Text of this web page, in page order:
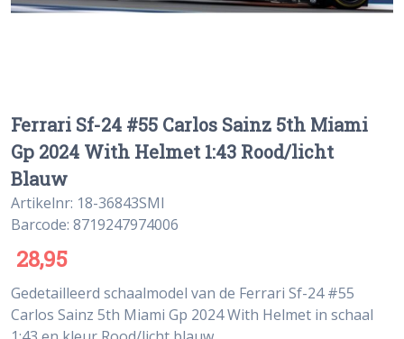
Ferrari Sf-24 #55 Carlos Sainz 5th Miami
Gp 2024 With Helmet 1:43 Rood/licht
Blauw
Artikelnr: 18-36843SMI
Barcode: 8719247974006
28,95
Gedetailleerd schaalmodel van de Ferrari Sf-24 #55
Carlos Sainz 5th Miami Gp 2024 With Helmet in schaal